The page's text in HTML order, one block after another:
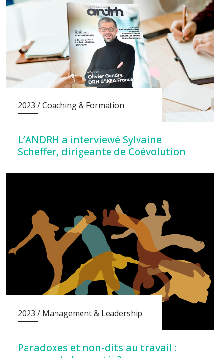
2023 / Coaching & Formation
L’ANDRH a interviewé Sylvaine
Scheffer, dirigeante de Coévolution
2023 / Management & Leadership
Paradoxes et non-dits au travail :